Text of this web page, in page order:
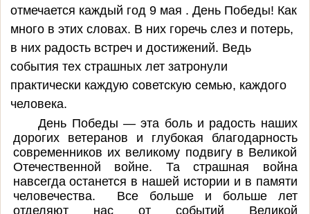
отмечается каждый год 9 мая . День Победы! Как
много в этих словах. В них горечь слез и потерь,
в них радость встреч и достижений. Ведь
события тех страшных лет затронули
практически каждую советскую семью, каждого
человека.
День Победы — эта боль и радость наших
дорогих ветеранов и глубокая благодарность
современников их великому подвигу в Великой
Отечественной войне. Та страшная война
навсегда останется в нашей истории и в памяти
человечества. Все больше и больше лет
отделяют нас от событий Великой